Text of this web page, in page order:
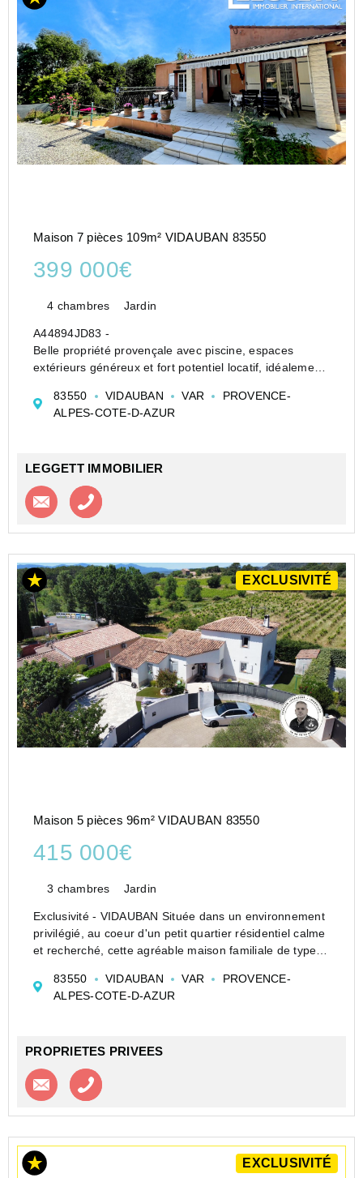
Maison 7 pièces 109m² VIDAUBAN 83550
399 000€
4 chambres Jardin
A44894JD83 -
Belle propriété provençale avec piscine, espaces
extérieurs généreux et fort potentiel locatif, idéalement
Nice Côte d'Azur, 10 minutes de Les Arcs-sur-Argens
et 30 minutes des p...
83550 VIDAUBAN VAR
PROVENCE-
ALPES-COTE-D-AZUR
LEGGETT IMMOBILIER
Contacter l'agence
EXCLUSIVITÉ
Maison 5 pièces 96m² VIDAUBAN 83550
415 000€
3 chambres Jardin
Exclusivité - VIDAUBAN Située dans un environnement
privilégié, au coeur d'un petit quartier résidentiel calme
et recherché, cette agréable maison familiale de type 5
campagne, tout en bénéficiant de...
83550 VIDAUBAN VAR
PROVENCE-
ALPES-COTE-D-AZUR
PROPRIETES PRIVEES
Contacter l'agence
EXCLUSIVITÉ